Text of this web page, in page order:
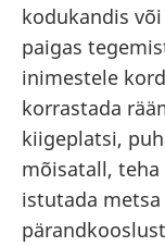
kodukandis
paigas
inimestele
korrastada
kiigeplatsi,
mõisatall,
istutada